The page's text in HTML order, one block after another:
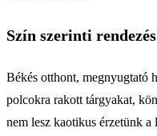
Szín szerinti rendezés
Békés otthont, megnyugtató
polcokra rakott tárgyakat,
nem lesz kaotikus érzetünk